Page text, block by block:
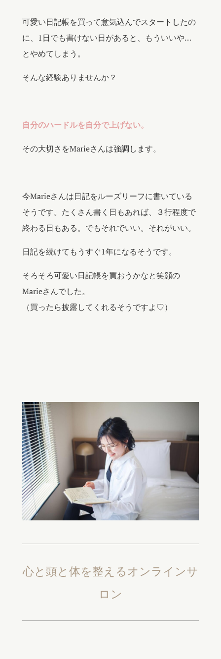
可愛い日記帳を買って意気込んでスタートしたの
に、1日でも書けない日があると、もういいや…
とやめてしまう。
そんな経験ありませんか？
自分のハードルを自分で上げない。
その大切さをMarieさんは強調します。
今Marieさんは日記をルーズリーフに書いている
そうです。たくさん書く日もあれば、３行程度で
終わる日もある。でもそれでいい。それがいい。
日記を続けてもうすぐ1年になるそうです。
そろそろ可愛い日記帳を買おうかなと笑顔の
Marieさんでした。
（買ったら披露してくれるそうですよ♡）
心と頭と体を整えるオンラインサ
ロン